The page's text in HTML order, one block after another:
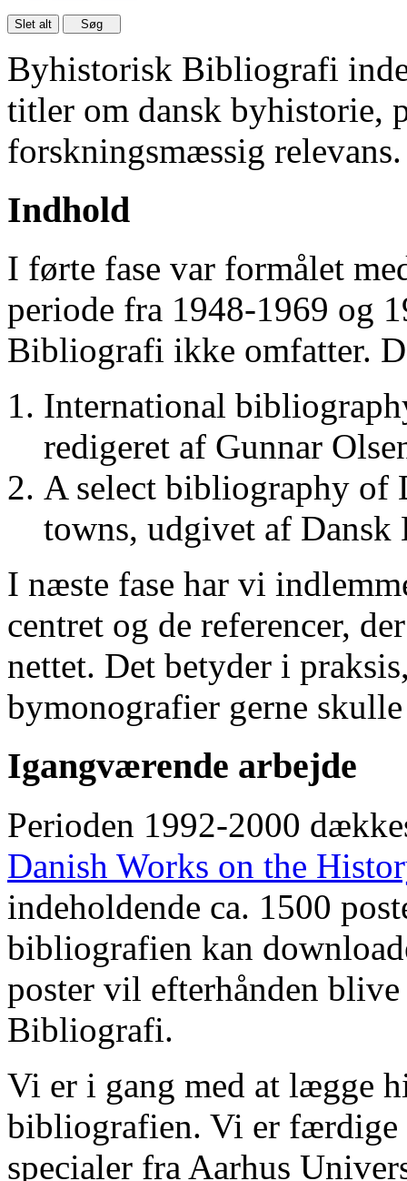
Byhistorisk Bibliografi
titler om dansk byhistorie,
forskningsmæssig relevans.
Indhold
I førte fase var formålet
periode fra 1948-1969 og
Bibliografi ikke omfatter.
International
redigeret af Gunnar
A select bibliography of
towns, udgivet af
I næste fase har vi
centret og de referencer,
nettet. Det betyder i
bymonografier gerne
Igangværende arbejde
Perioden 1992-2000
Danish Works on the
indeholdende ca. 1500
bibliografien kan
poster vil efterhånden
Bibliografi.
Vi er i gang med at lægge
bibliografien. Vi er færdige
specialer fra Aarhus